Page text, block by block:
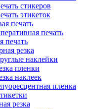
стикеров
этикеток
печать
печать
печать
резка
наклейки
пленки
наклеек
пленка
резка